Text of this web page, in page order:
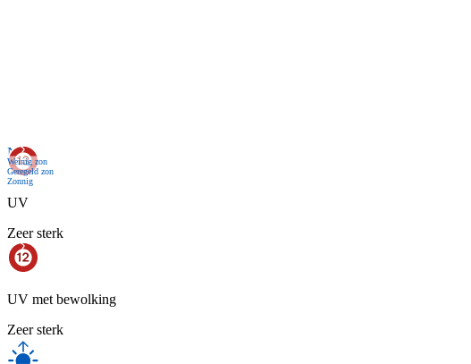
Nu
Weinig zon
Geregeld zon
Zonnig
UV
Zeer sterk
UV met bewolking
Zeer sterk